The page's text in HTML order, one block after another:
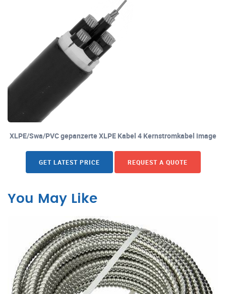
XLPE/Swa/PVC gepanzerte XLPE Kabel 4 Kernstromkabel image
GET LATEST PRICE REQUEST A QUOTE
You May Like